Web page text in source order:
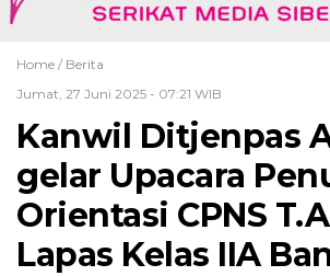
Home / Berita
Jumat, 27 Juni 2025 - 07:21 WIB
Kanwil Ditjenpas
gelar Upacara
Orientasi CPNS
Lapas Kelas IIA